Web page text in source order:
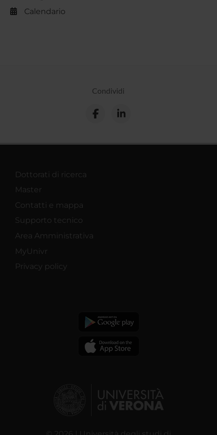
Calendario
Condividi
Dottorati di ricerca
Master
Contatti e mappa
Supporto tecnico
Area Amministrativa
MyUnivr
Privacy policy